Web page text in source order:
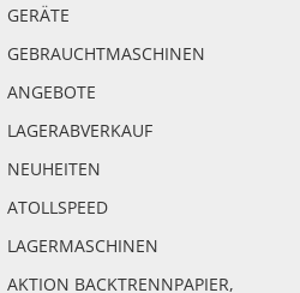
GERÄTE
GEBRAUCHTMASCHINEN
ANGEBOTE
LAGERABVERKAUF
NEUHEITEN
ATOLLSPEED
LAGERMASCHINEN
AKTION BACKTRENNPAPIER,